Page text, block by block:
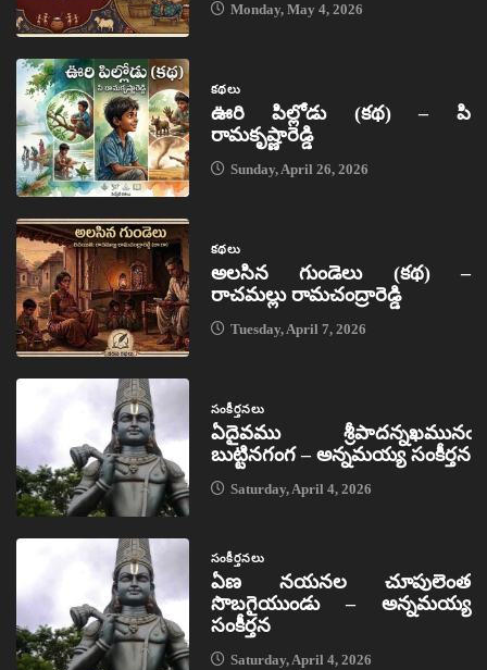
Monday, May 4, 2026
కథలు
ఊరి పిల్లోడు (కథ) – పి
రామకృష్ణారెడ్డి
Sunday, April 26, 2026
కథలు
అలసిన గుండెలు (కథ) –
రాచమల్లు రామచంద్రారెడ్డి
Tuesday, April 7, 2026
సంకీర్తనలు
ఏదైవము శ్రీపాదన్నఖమునఁ
బుట్టినగంగ – అన్నమయ్య సంకీర్తన
Saturday, April 4, 2026
సంకీర్తనలు
ఏణ నయనల చూపులెంత
సొబగైయుండు – అన్నమయ్య
సంకీర్తన
Saturday, April 4, 2026